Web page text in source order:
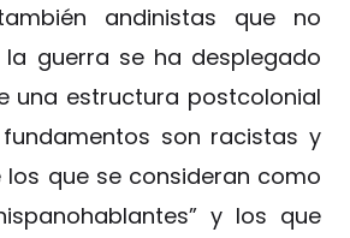
andinistas que no
la guerra se ha desplegado
una estructura postcolonial
son racistas y
los que se consideran como
y los que